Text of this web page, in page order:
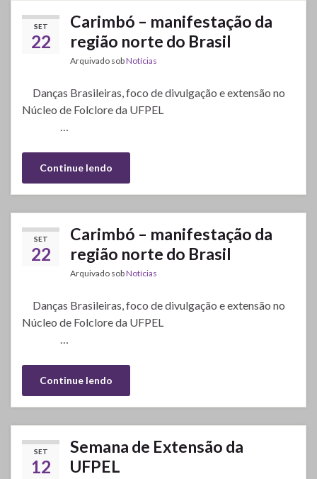
SET
22
Carimbó – manifestação da
região norte do Brasil
Arquivado sobNotícias
Danças Brasileiras, foco de divulgação e extensão no
Núcleo de Folclore da UFPEL
Continue lendo
SET
22
Carimbó – manifestação da
região norte do Brasil
Arquivado sobNotícias
Danças Brasileiras, foco de divulgação e extensão no
Núcleo de Folclore da UFPEL
Continue lendo
SET
12
Semana de Extensão da
UFPEL